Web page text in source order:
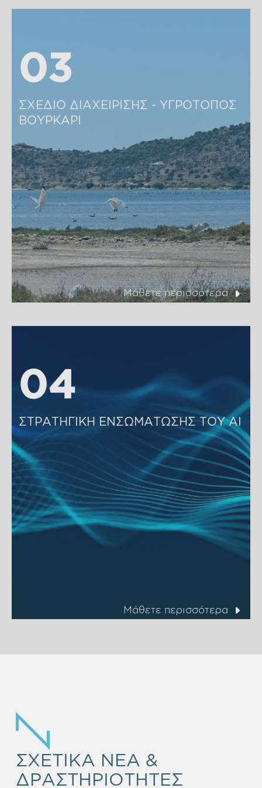
03
03
ΣΧΕΔΙΟ ΔΙΑΧΕΙΡΙΣΗΣ - ΥΓΡΟΤΟΠΟΣ
ΒΟΥΡΚΑΡΙ
Μάθετε περισσότερα
04
04
ΣΤΡΑΤΗΓΙΚΗ ΕΝΣΩΜΑΤΩΣΗΣ ΤΟΥ ΑΙ
Μάθετε περισσότερα
ΣΧΕΤΙΚΑ ΝΕΑ &
ΔΡΑΣΤΗΡΙΟΤΗΤΕΣ